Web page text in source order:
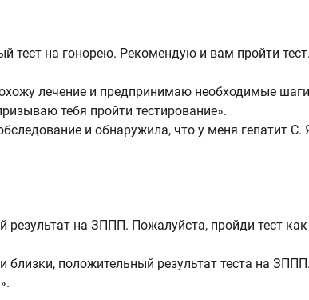
тест на гонорею. Рекомендую и вам пройти
лечение и предпринимаю необходимые
тебя пройти тестирование».
и обнаружила, что у меня гепатит С.
результат на ЗППП. Пожалуйста, пройди тест как
положительный результат теста на